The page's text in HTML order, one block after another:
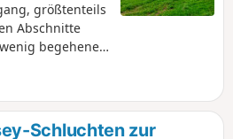
größtenteils
Abschnitte
begehenen
Schluchten zur